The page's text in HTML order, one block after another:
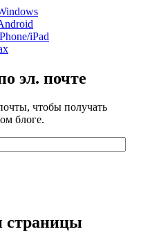
iPad
эл. почте
чтобы получать
блоге.
страницы